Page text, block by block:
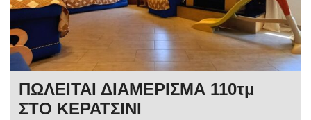
ΠΩΛΕΙΤΑΙ ΔΙΑΜΕΡΙΣΜΑ 110τμ
ΣΤΟ ΚΕΡΑΤΣΙΝΙ